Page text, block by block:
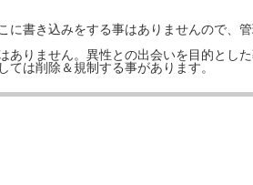
に書き込みをする事はありませんので、
りません。異性との出会いを目的とした
は削除＆規制する事があります。